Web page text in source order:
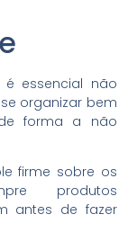
essencial não
organizar bem
forma a não
firme sobre os
produtos
antes de fazer